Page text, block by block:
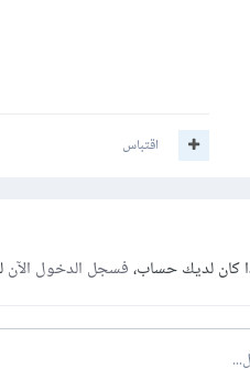
اقتباس
كان لديك حساب،فسجل الدخول الآن